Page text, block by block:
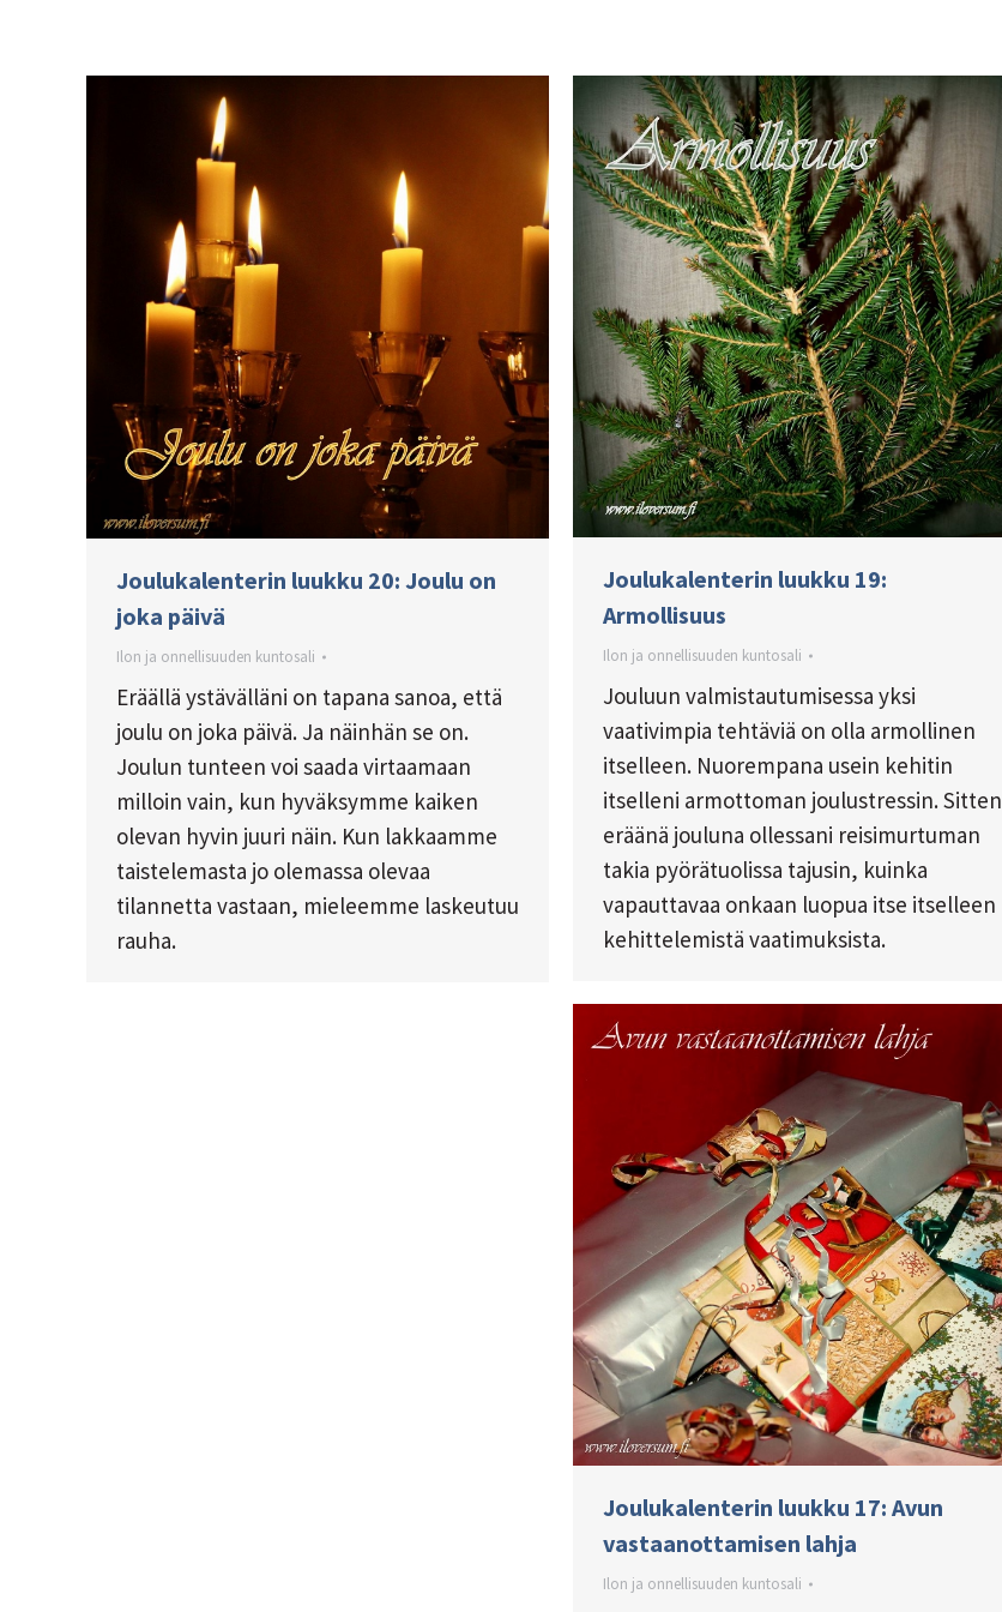
Joulukalenterin luukku 20: Joulu on
joka päivä
Ilon ja onnellisuuden kuntosali
Eräällä ystävälläni on tapana sanoa, että
joulu on joka päivä. Ja näinhän se on.
Joulun tunteen voi saada virtaamaan
milloin vain, kun hyväksymme kaiken
olevan hyvin juuri näin. Kun lakkaamme
taistelemasta jo olemassa olevaa
tilannetta vastaan, mieleemme laskeutuu
rauha.
Joulukalenterin luukku 19:
Armollisuus
Ilon ja onnellisuuden kuntosali
Jouluun valmistautumisessa yksi
vaativimpia tehtäviä on olla armollinen
itselleen. Nuorempana usein kehitin
itselleni armottoman joulustressin. Sitten
eräänä jouluna ollessani reisimurtuman
takia pyörätuolissa tajusin, kuinka
vapauttavaa onkaan luopua itse itselleen
kehittelemistä vaatimuksista.
Joulukalenterin luukku 17: Avun
vastaanottamisen lahja
Ilon ja onnellisuuden kuntosali